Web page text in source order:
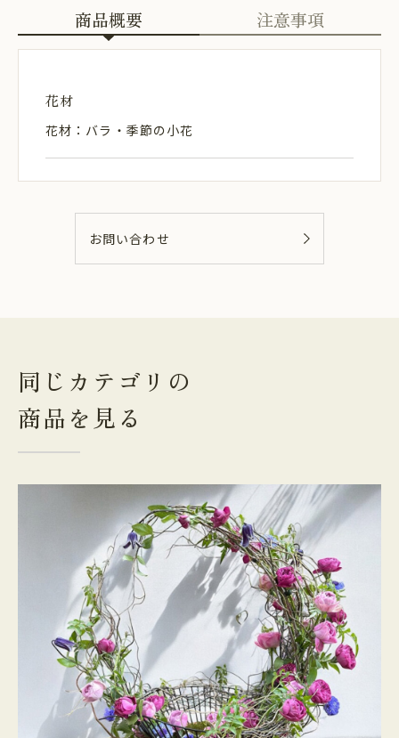
商品概要 注意事項
花材
花材：バラ・季節の小花
お問い合わせ
同じカテゴリの
商品を見る